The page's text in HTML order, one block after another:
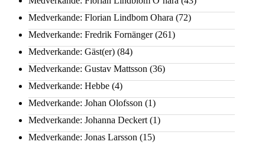
Medverkande: Florian Lindbom Ohara (72)
Medverkande: Fredrik Fornänger(261)
Medverkande: Gäst(er) (84)
Medverkande: Gustav Mattsson (36)
Medverkande: Hebbe (4)
Medverkande: Johan Olofsson (1)
Medverkande: Johanna Deckert (1)
Medverkande: Jonas Larsson (15)